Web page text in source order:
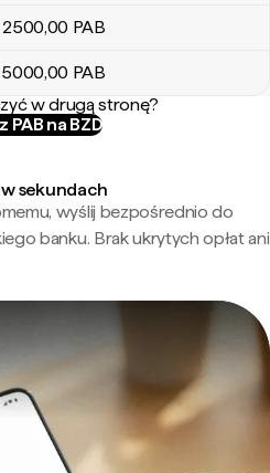
2500,00 PAB
5000,00 PAB
w drugą stronę?
PAB na BZD
sekundach
wyślij bezpośrednio do
banku. Brak ukrytych opłat ani